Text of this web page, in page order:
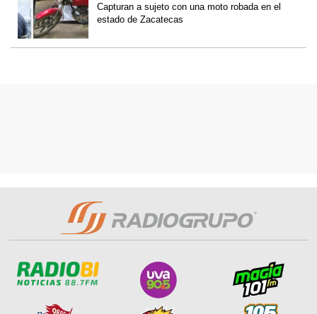
Capturan a sujeto con una moto robada en el
estado de Zacatecas